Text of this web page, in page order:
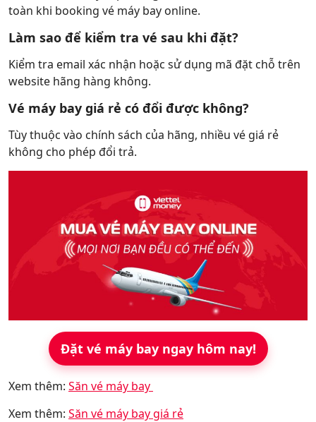
toàn khi booking vé máy bay online.
Làm sao để kiểm tra vé sau khi đặt?
Kiểm tra email xác nhận hoặc sử dụng mã đặt chỗ trên
website hãng hàng không.
Vé máy bay giá rẻ có đổi được không?
Tùy thuộc vào chính sách của hãng, nhiều vé giá rẻ
không cho phép đổi trả.
Đặt vé máy bay ngay hôm nay!
Xem thêm: Săn vé máy bay
Xem thêm: Săn vé máy bay giá rẻ